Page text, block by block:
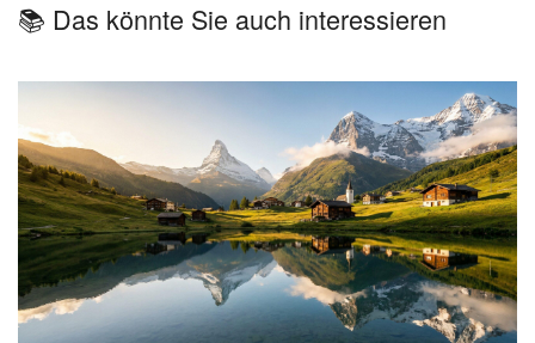
📚 Das könnte Sie auch interessieren